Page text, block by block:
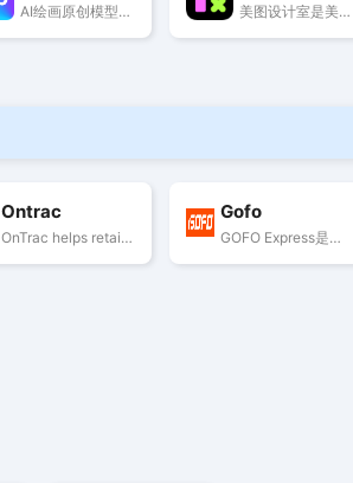
AI绘画原创模型分享社区，10万+模型免费下载;原汁原味的webUI、comfyUI，在线AI绘图工具免费使用;还可在线进行模型训练。欢迎每一位创作者加入，共同探索AI绘画 美图设计室是美图秀秀旗下的智能设计在线协作平台，是一款平面设计工具、在线平面设计软件及AI设计工具,提供海量海报模板,跨境电商模板,跨境电商banner,跨境电商主图,邀请函,公告通知,喜报,logo等免费设计素材和模板，可在线智能生成海报,一键换色,一键换装,一键去水印,AI扩图,ai海报生成,ai文案,美图ai ppt,AI商品图,画质修复,抠图拼图，3秒完成专业设计！
Ontrac
OnTrac helps retailers and shippers with fast, flexible reliable last-mile delivery that reaches 70% of the US population in 31 states & D.C.
Gofo
GOFO Express是一家在美国及波多黎各提供最后一英里配送服务的物流公司，作为Ebisu集团的子公司，成立于2013年。GOFO Express致力于通过创新和客户满意度，确保包裹安全、准时送达。